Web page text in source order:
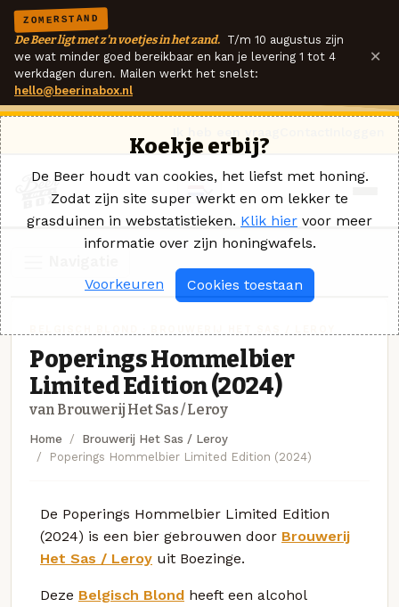
ZOMERSTAND
De Beer ligt met z'n voetjes in het zand. T/m 10 augustus zijn
we wat minder goed bereikbaar en kan je levering 1 tot 4
werkdagen duren. Mailen werkt het snelst:
hello@beerinabox.nl
×
Poperings Hommelbier
Limited Edition (2024)
van Brouwerij Het Sas / Leroy
Home
Brouwerij Het Sas / Leroy
Poperings Hommelbier Limited Edition (2024)
De Poperings Hommelbier Limited Edition
(2024) is een bier gebrouwen door Brouwerij
Het Sas / Leroy uit Boezinge.
Deze Belgisch Blond heeft een alcohol
Koekje erbij?
De Beer houdt van cookies, het liefst met honing.
Zodat zijn site super werkt en om lekker te
grasduinen in webstatistieken. Klik hier voor meer
informatie over zijn honingwafels.
Voorkeuren Cookies toestaan